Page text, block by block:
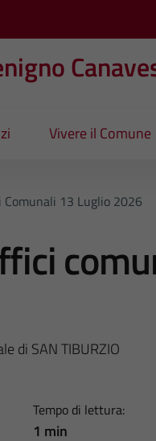
Vivere il Comune
13 Luglio 2026
di SAN TIBURZIO
Tempo di lettura:
1 min